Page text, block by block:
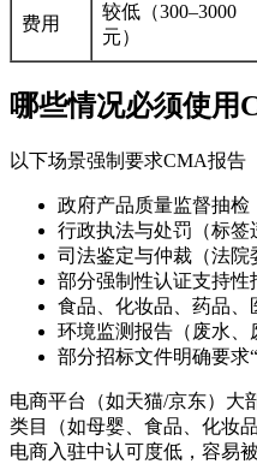
费用
较低（300–3000
元）
哪些情况必须使用
以下场景强制要求CMA报告
政府产品质量监督抽检
行政执法与处罚（标签
司法鉴定与仲裁（法院
部分强制性认证支持性
食品、化妆品、药品
环境监测报告（废水、
部分招标文件明确要求
电商平台（如天猫/京东）大
类目（如母婴、食品、化妆
电商入驻中认可度低，容易被